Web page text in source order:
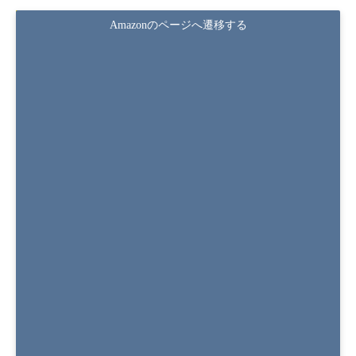
Amazonのページへ遷移する